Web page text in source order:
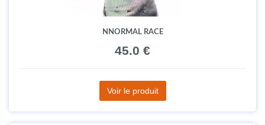
NNORMAL RACE
45.0 €
Voir le produit